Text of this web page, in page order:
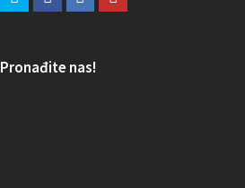
Pronađite nas!